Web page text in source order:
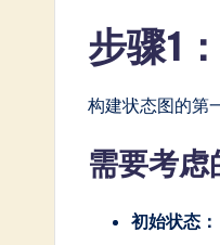
步骤1
构建状态图的第
需要考虑
初始状态：